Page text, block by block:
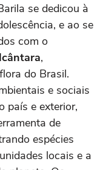
se dedicou à
e ao se
com o
,
do Brasil.
e sociais
país e exterior,
de
espécies
locais e a